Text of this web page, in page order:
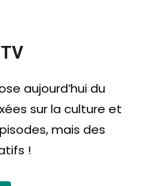
aujourd’hui du
sur la culture et
mais des
!